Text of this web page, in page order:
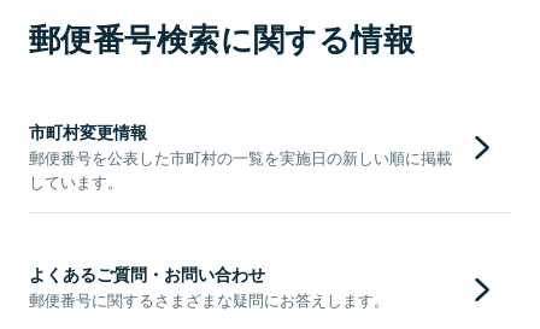
郵便番号検索に関する情報
市町村変更情報
郵便番号を公表した市町村の一覧を実施日の新しい順に掲載
しています。
よくあるご質問・お問い合わせ
郵便番号に関するさまざまな疑問にお答えします。